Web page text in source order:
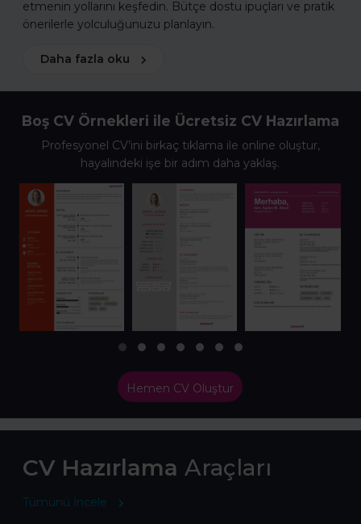
etmenin yollarını keşfedin. Bütçe dostu ipuçları ve pratik
önerilerle yolculuğunuzu planlayın.
Daha fazla oku
Boş CV Örnekleri ile Ücretsiz CV Hazırlama
Profesyonel CV’ini birkaç tıklama ile online oluştur,
hayalindeki işe bir adım daha yaklaş.
Hemen CV Oluştur
CV Hazırlama Araçları
Tümünü İncele